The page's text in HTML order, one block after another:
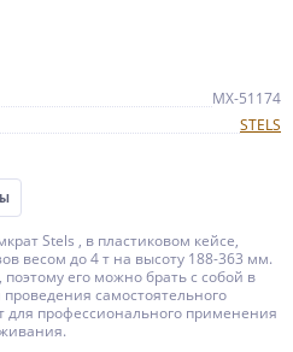
MX-51174
STELS
Stels , в пластиковом кейсе,
весом до 4 т на высоту 188-363 мм.
его можно брать с собой в
самостоятельного
для профессионального применения